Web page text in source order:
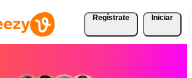
Regístrate Iniciar